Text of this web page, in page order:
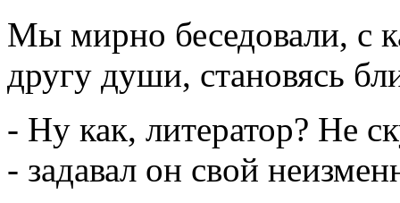
Мы мирно беседовали, с
другу души, становясь
- Ну как, литератор? Не
- задавал он свой